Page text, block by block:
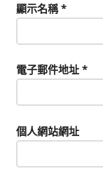
顯示名稱*
電子郵件地址 *
個人網站網址